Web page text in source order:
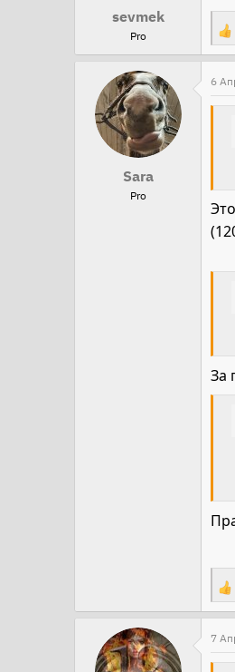
и
:
sevmek
Pro
Р
е
а
к
:
Sara
Pro
6
За
Р
е
а
к
7